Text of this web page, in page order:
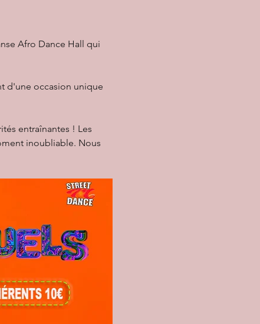
Afro Dance Hall qui
d'une occasion unique
entraînantes ! Les
inoubliable. Nous